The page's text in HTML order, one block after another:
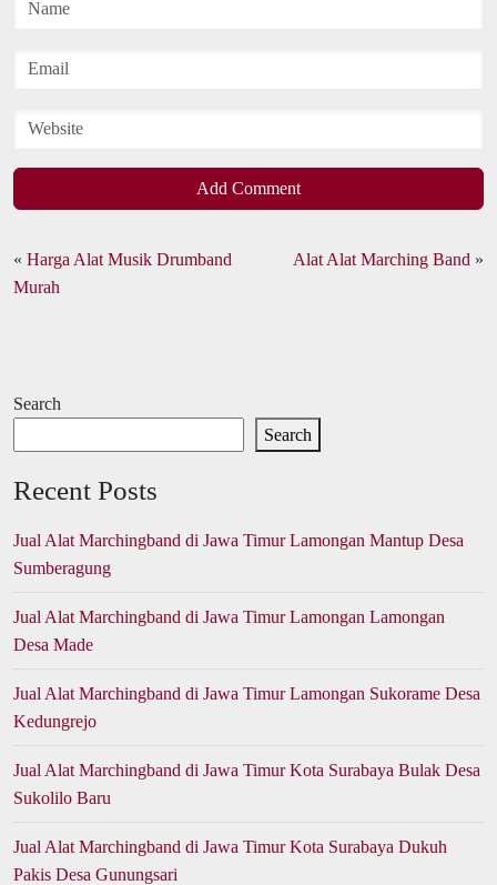
Add Comment
« Harga Alat Musik Drumband
Murah
Alat Alat Marching Band »
Search
Search
Recent Posts
Jual Alat Marchingband di Jawa Timur Lamongan Mantup Desa
Sumberagung
Jual Alat Marchingband di Jawa Timur Lamongan Lamongan
Desa Made
Jual Alat Marchingband di Jawa Timur Lamongan Sukorame Desa
Kedungrejo
Jual Alat Marchingband di Jawa Timur Kota Surabaya Bulak Desa
Sukolilo Baru
Jual Alat Marchingband di Jawa Timur Kota Surabaya Dukuh
Pakis Desa Gunungsari